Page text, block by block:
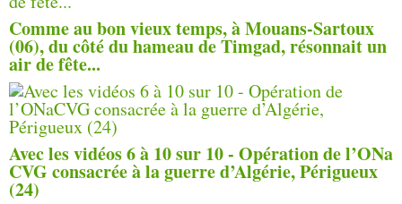
Comme au bon vieux temps, à Mouans-Sartoux
(06), du côté du hameau de Timgad, résonnait un
air de fête...
Avec les vidéos 6 à 10 sur 10 - Opération de l’ONa
CVG consacrée à la guerre d’Algérie, Périgueux
(24)